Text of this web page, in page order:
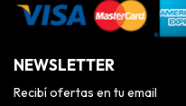
NEWSLETTER
Recibí ofertas en tu email